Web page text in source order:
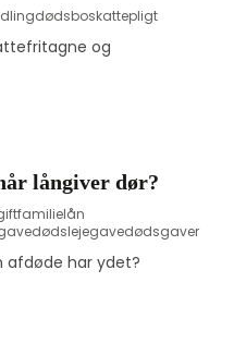
dødsboskattepligt
og
långiver dør?
familielån
dødslejegavedødsgaver
afdøde har ydet?